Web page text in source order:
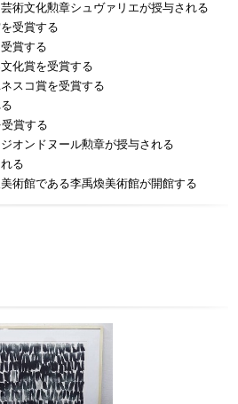
術文化勲章シュヴァリエが授与される
受賞する
賞する
化賞を受賞する
スコ賞を受賞する
賞する
オンドヌール勲章が授与される
る
術館である李禹煥美術館が開館する